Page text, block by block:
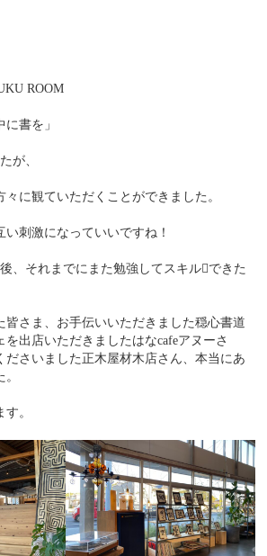
ROOM
書を」
が、
に観ていただくことができました。
刺激になっていいですね！
、それまでにまた勉強してスキルできた
皆さま、お手伝いいただきました穏心書道
出店いただきましたはなcafeアヌーさ
ださいました正木屋材木店さん、本当にあ
。